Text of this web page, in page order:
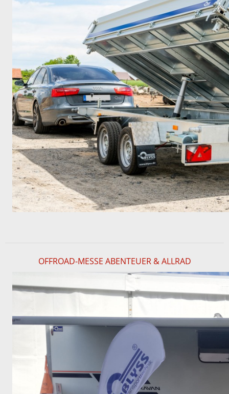
OFFROAD-MESSE ABENTEUER & ALLRAD